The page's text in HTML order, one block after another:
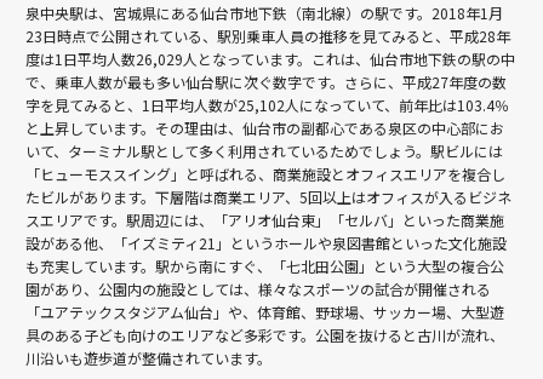
泉中央駅は、宮城県にある仙台市地下鉄（南北線）の駅です。2018年1月
23日時点で公開されている、駅別乗車人員の推移を見てみると、平成28年
度は1日平均人数26,029人となっています。これは、仙台市地下鉄の駅の中
で、乗車人数が最も多い仙台駅に次ぐ数字です。さらに、平成27年度の数
字を見てみると、1日平均人数が25,102人になっていて、前年比は103.4％
と上昇しています。その理由は、仙台市の副都心である泉区の中心部にお
いて、ターミナル駅として多く利用されているためでしょう。駅ビルには
「ヒューモススイング」と呼ばれる、商業施設とオフィスエリアを複合し
たビルがあります。下層階は商業エリア、5回以上はオフィスが入るビジネ
スエリアです。駅周辺には、「アリオ仙台東」「セルバ」といった商業施
設がある他、「イズミティ21」というホールや泉図書館といった文化施設
も充実しています。駅から南にすぐ、「七北田公園」という大型の複合公
園があり、公園内の施設としては、様々なスポーツの試合が開催される
「ユアテックスタジアム仙台」や、体育館、野球場、サッカー場、大型遊
具のある子ども向けのエリアなど多彩です。公園を抜けると古川が流れ、
川沿いも遊歩道が整備されています。